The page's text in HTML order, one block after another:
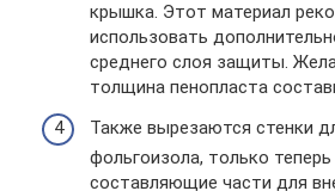
крышка. Этот материал
использовать
среднего слоя защиты.
толщина пенопласта
Также вырезаются стенки
фольгоизола, только
составляющие части для